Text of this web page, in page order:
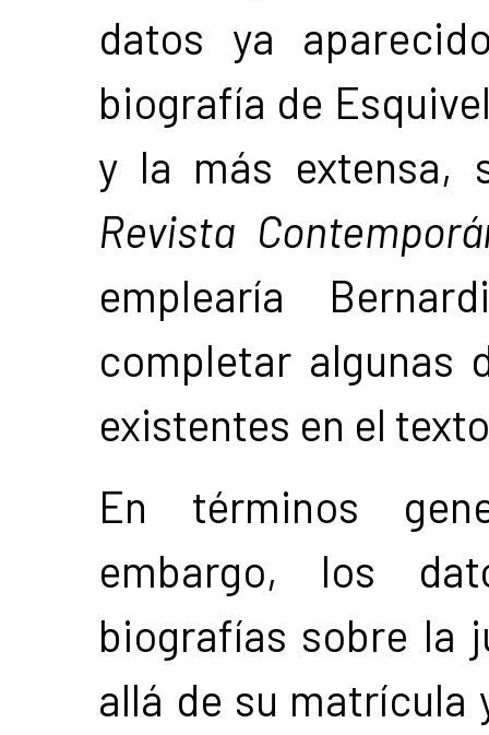
datos ya
biografía de
y la más extensa,
Revista
emplearía
completar algunas
existentes en el
En términos
embargo, los
biografías sobre la
allá de su matrícula